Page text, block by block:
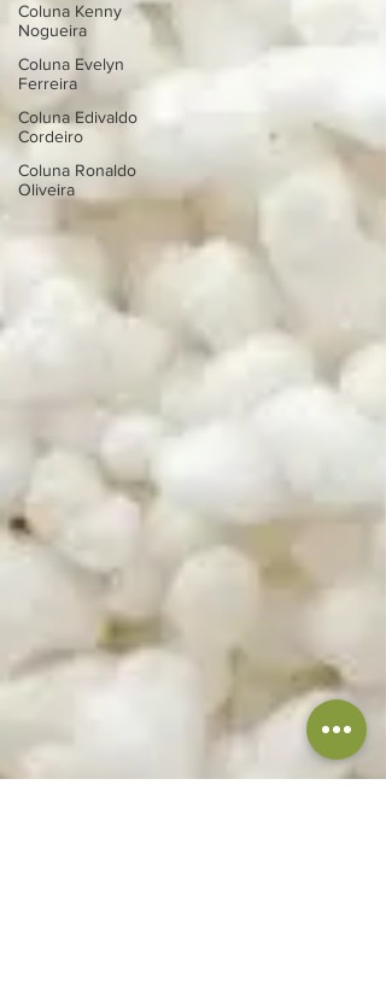
Coluna Kenny
Nogueira
Coluna Evelyn
Ferreira
Coluna Edivaldo
Cordeiro
Coluna Ronaldo
Oliveira